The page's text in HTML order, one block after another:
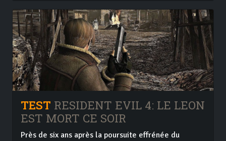
TEST RESIDENT EVIL 4: LE LEON
EST MORT CE SOIR
Près de six ans après la poursuite effrénée du